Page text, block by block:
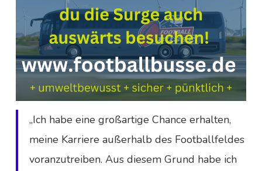
„Ich habe eine großartige Chance erhalten,
meine Karriere außerhalb des Footballfeldes
voranzutreiben. Aus diesem Grund habe ich